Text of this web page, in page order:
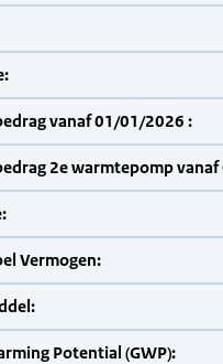
vanaf 01/01/2026 :
2e warmtepomp
Vermogen:
Potential (GWP):